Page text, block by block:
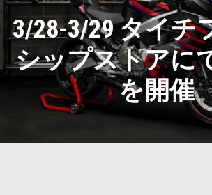
3/28-3/29 タイチ
シップストアに
を開催